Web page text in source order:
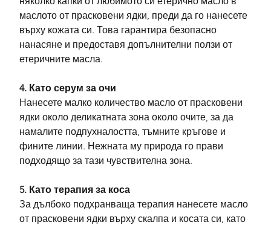
маслото от прасковени ядки, преди да го нанесете
върху кожата си. Това гарантира безопасно
нанасяне и предоставя допълнителни ползи от
етеричните масла.
4. Като серум за очи
Нанесете малко количество масло от прасковени
ядки около деликатната зона около очите, за да
намалите подпухналостта, тъмните кръгове и
фините линии. Нежната му природа го прави
подходящо за тази чувствителна зона.
5. Като терапия за коса
За дълбоко подхранваща терапия нанесете масло
от прасковени ядки върху скалпа и косата си, като